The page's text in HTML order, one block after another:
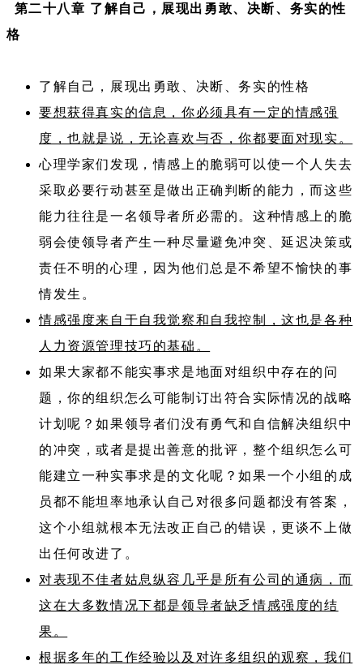
第二十八章 了解自己，展现出勇敢、决断、务实的性
格
了解自己，展现出勇敢、决断、务实的性格
要想获得真实的信息，你必须具有一定的情感强
度，也就是说，无论喜欢与否，你都要面对现实。
心理学家们发现，情感上的脆弱可以使一个人失去
采取必要行动甚至是做出正确判断的能力，而这些
能力往往是一名领导者所必需的。这种情感上的脆
弱会使领导者产生一种尽量避免冲突、延迟决策或
责任不明的心理，因为他们总是不希望不愉快的事
情发生。
情感强度来自于自我觉察和自我控制，这也是各种
人力资源管理技巧的基础。
如果大家都不能实事求是地面对组织中存在的问
题，你的组织怎么可能制订出符合实际情况的战略
计划呢？如果领导者们没有勇气和自信解决组织中
的冲突，或者是提出善意的批评，整个组织怎么可
能建立一种实事求是的文化呢？如果一个小组的成
员都不能坦率地承认自己对很多问题都没有答案，
这个小组就根本无法改正自己的错误，更谈不上做
出任何改进了。
对表现不佳者姑息纵容几乎是所有公司的通病，而
这在大多数情况下都是领导者缺乏情感强度的结
果。
根据多年的工作经验以及对许多组织的观察，我们